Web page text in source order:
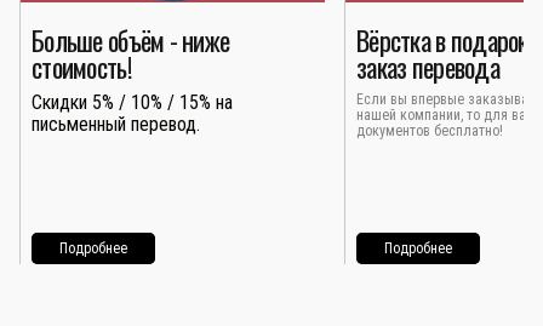
Больше объём - ниже
стоимость!
Скидки 5% / 10% / 15% на
письменный перевод.
Подробнее
Вёрстка в подарок
заказ перевода
Если вы впервые
нашей компании, то для вас
документов бесплатно!
Подробнее